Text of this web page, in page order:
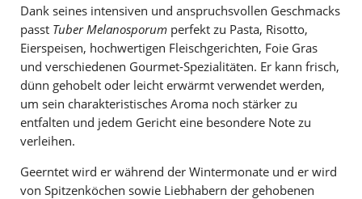
Dank seines intensiven und anspruchsvollen Geschmacks
passt Tuber Melanosporum perfekt zu Pasta, Risotto,
Eierspeisen, hochwertigen Fleischgerichten, Foie Gras
und verschiedenen Gourmet-Spezialitäten. Er kann frisch,
dünn gehobelt oder leicht erwärmt verwendet werden,
um sein charakteristisches Aroma noch stärker zu
entfalten und jedem Gericht eine besondere Note zu
verleihen.
Geerntet wird er während der Wintermonate und er wird
von Spitzenköchen sowie Liebhabern der gehobenen